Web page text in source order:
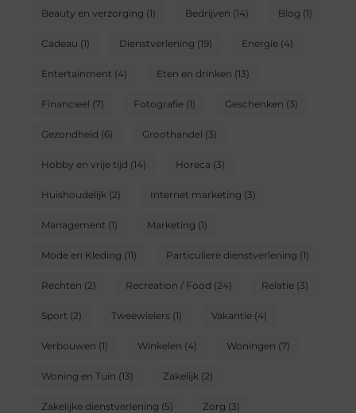
Beauty en verzorging (1) Bedrijven (14) Blog (1)
Cadeau (1) Dienstverlening (19) Energie(4)
Entertainment (4) Eten en drinken (13)
Financieel (7) Fotografie(1) Geschenken (3)
Gezondheid (6) Groothandel (3)
Hobby en vrije tijd (14) Horeca (3)
Huishoudelijk (2) Internet marketing (3)
Management (1) Marketing (1)
Mode en Kleding (11) Particuliere dienstverlening (1)
Rechten (2) Recreation / Food (24) Relatie(3)
Sport (2) Tweewielers(1) Vakantie(4)
Verbouwen (1) Winkelen (4) Woningen (7)
Woning en Tuin (13) Zakelijk (2)
Zakelijke dienstverlening (5) Zorg (3)